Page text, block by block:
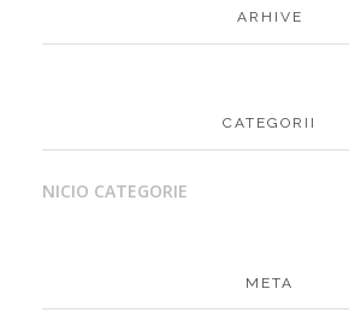
ARHIVE
CATEGORII
NICIO CATEGORIE
META